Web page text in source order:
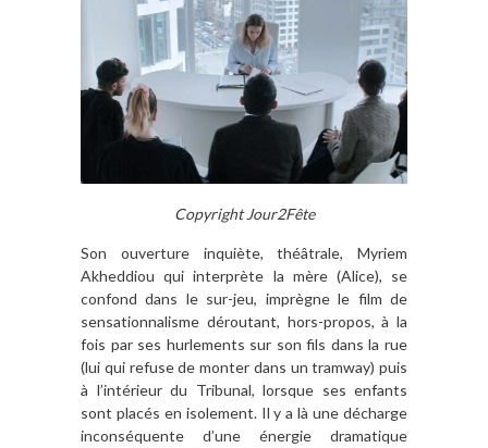
Copyright Jour2Fête
Son ouverture inquiète, théâtrale, Myriem
Akheddiou qui interprète la mère (Alice), se
confond dans le sur-jeu, imprègne le film de
sensationnalisme déroutant, hors-propos, à la
fois par ses hurlements sur son fils dans la rue
(lui qui refuse de monter dans un tramway) puis
à l’intérieur du Tribunal, lorsque ses enfants
sont placés en isolement. Il y a là une décharge
inconséquente d’une énergie dramatique